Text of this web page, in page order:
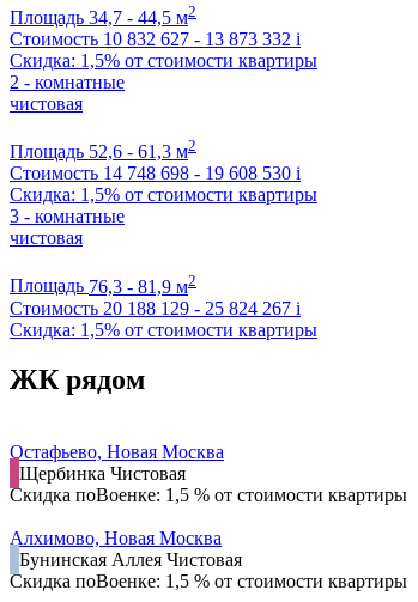
Площадь 34,7 - 44,5 м2
Стоимость 10 832 627 - 13 873 332 i
Скидка: 1,5% от стоимости квартиры
2 - комнатные
чистовая
Площадь 52,6 - 61,3 м2
Стоимость 14 748 698 - 19 608 530 i
Скидка: 1,5% от стоимости квартиры
3 - комнатные
чистовая
Площадь 76,3 - 81,9 м2
Стоимость 20 188 129 - 25 824 267 i
Скидка: 1,5% от стоимости квартиры
ЖК рядом
Остафьево, Новая Москва
Щербинка Чистовая
Скидка поВоенке: 1,5 % от стоимости квартиры
Алхимово, Новая Москва
Бунинская Аллея Чистовая
Скидка поВоенке: 1,5 % от стоимости квартиры